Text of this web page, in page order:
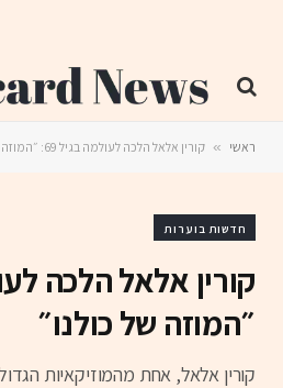
ראשי » קורין אלאל הלכה לעולמה בגיל 69: ״המוזה של כולנו״
חדשות בוערות
״המוזה של כולנו״
קורין אלאל, אחת מהמוזיקאיות